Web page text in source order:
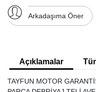
Arkadaşıma Öner
Açıklamalar
TAYFUN MOTOR